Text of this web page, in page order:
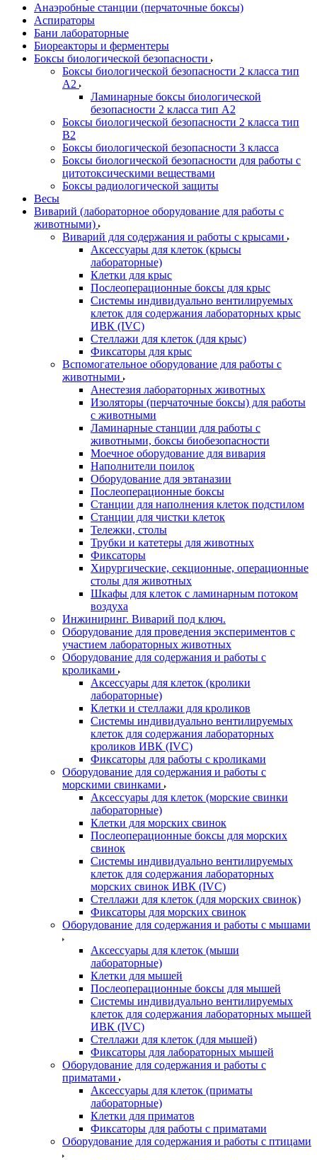
Анаэробные станции (перчаточные боксы)
Аспираторы
Бани лабораторные
Биореакторы и ферментеры
Боксы биологической безопасности
Боксы биологической безопасности 2 класса тип
A2
Ламинарные боксы биологической
безопасности 2 класса тип A2
Боксы биологической безопасности 2 класса тип
B2
Боксы биологической безопасности 3 класса
Боксы биологической безопасности для работы с
цитотоксическими веществами
Боксы радиологической защиты
Весы
Виварий (лабораторное оборудование для работы с
животными)
Виварий для содержания и работы с крысами
Аксессуары для клеток (крысы
лабораторные)
Клетки для крыс
Послеоперационные боксы для крыс
Системы индивидуально вентилируемых
клеток для содержания лабораторных крыс
ИВК (IVC)
Стеллажи для клеток (для крыс)
Фиксаторы для крыс
Вспомогательное оборудование для работы с
животными
Анестезия лабораторных животных
Изоляторы (перчаточные боксы) для работы
с животными
Ламинарные станции для работы с
животными, боксы биобезопасности
Моечное оборудование для вивария
Наполнители поилок
Оборудование для эвтаназии
Послеоперационные боксы
Станции для наполнения клеток подстилом
Станции для чистки клеток
Тележки, столы
Трубки и катетеры для животных
Фиксаторы
Хирургические, секционные, операционные
столы для животных
Шкафы для клеток с ламинарным потоком
воздуха
Инжиниринг. Виварий под ключ.
Оборудование для проведения экспериментов с
участием лабораторных животных
Оборудование для содержания и работы с
кроликами
Аксессуары для клеток (кролики
лабораторные)
Клетки и стеллажи для кроликов
Системы индивидуально вентилируемых
клеток для содержания лабораторных
кроликов ИВК (IVC)
Фиксаторы для работы с кроликами
Оборудование для содержания и работы с
морскими свинками
Аксессуары для клеток (морские свинки
лабораторные)
Клетки для морских свинок
Послеоперационные боксы для морских
свинок
Системы индивидуально вентилируемых
клеток для содержания лабораторных
морских свинок ИВК (IVC)
Стеллажи для клеток (для морских свинок)
Фиксаторы для морских свинок
Оборудование для содержания и работы с мышами
Аксессуары для клеток (мыши
лабораторные)
Клетки для мышей
Послеоперационные боксы для мышей
Системы индивидуально вентилируемых
клеток для содержания лабораторных мышей
ИВК (IVC)
Стеллажи для клеток (для мышей)
Фиксаторы для лабораторных мышей
Оборудование для содержания и работы с
приматами
Аксессуары для клеток (приматы
лабораторные)
Клетки для приматов
Фиксаторы для работы с приматами
Оборудование для содержания и работы с птицами